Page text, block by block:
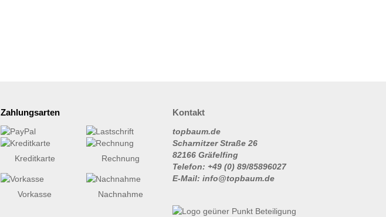
Zahlungsarten
Kreditkarte Rechnung
Vorkasse Nachnahme
Kontakt
topbaum.de
Scharnitzer Straße 26
82166 Gräfelfing
Telefon: +49 (0) 89/85896027
E-Mail: info@topbaum.de